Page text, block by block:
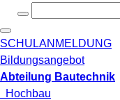
SCHULANMELDUNG
Bildungsangebot
Abteilung Bautechnik
Hochbau